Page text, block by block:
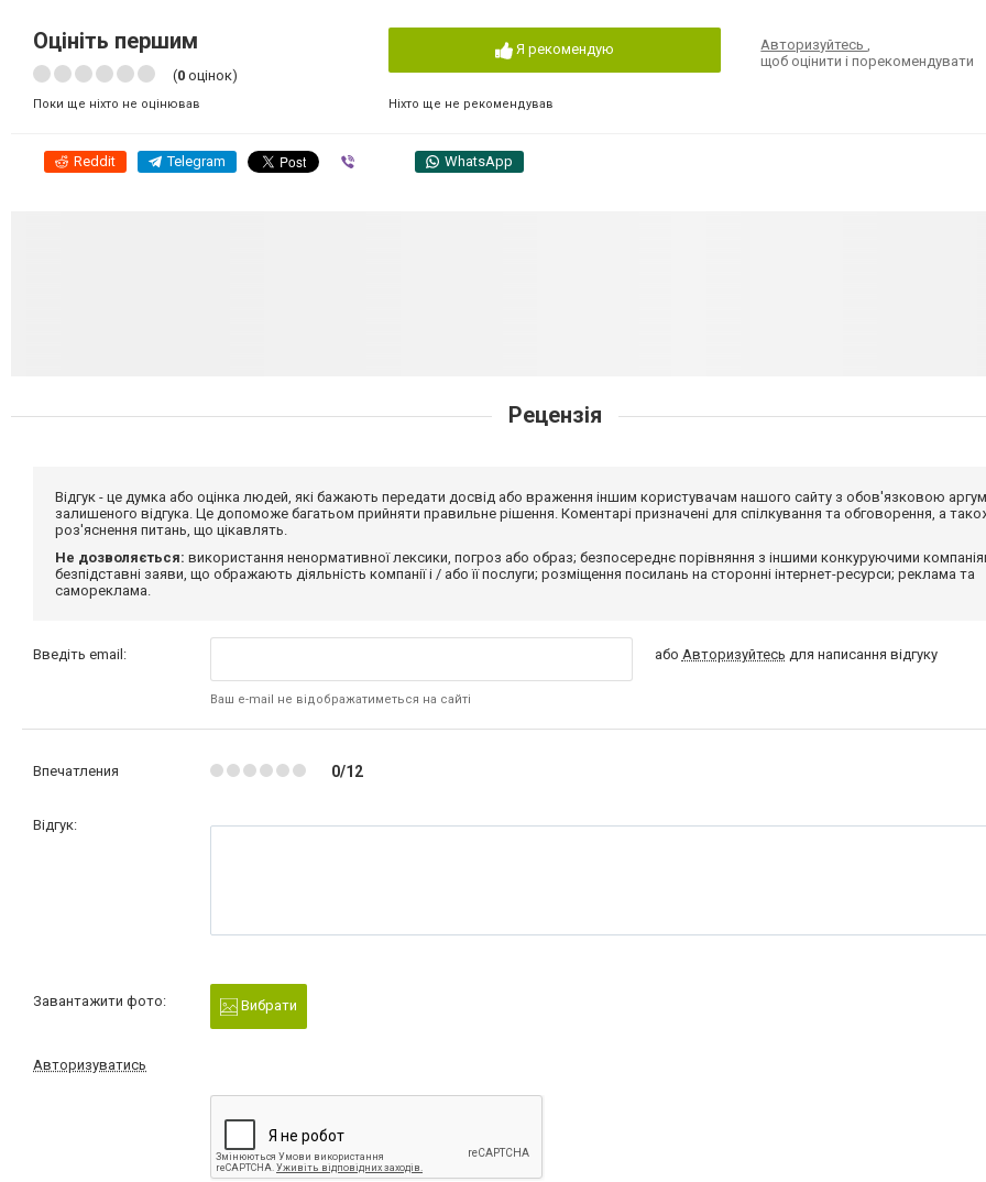
Оцініть першим
(0 оцінок)
Поки ще ніхто не оцінював
Я рекомендую
Ніхто ще не рекомендував
Авторизуйтесь,
щоб оцінити і порекомендувати
Reddit Telegram WhatsApp
Рецензія
Відгук - це думка або оцінка людей, які бажають передати досвід або враження іншим користувачам нашого сайту з обов'язковою
залишеного відгука. Це допоможе багатьом прийняти правильне рішення. Коментарі призначені для спілкування та обговорення, а
роз'яснення питань, що цікавлять.
Не дозволяється: використання ненормативної лексики, погроз або образ; безпосереднє порівняння з іншими конкуруючими
безпідставні заяви, що ображають діяльність компанії і / або її послуги; розміщення посилань на сторонні інтернет-ресурси; реклама та
самореклама.
Введіть email:
Ваш e-mail не відображатиметься на сайті
або Авторизуйтесь для написання відгуку
Впечатления 0/12
Відгук:
Завантажити фото: Вибрати
Авторизуватись